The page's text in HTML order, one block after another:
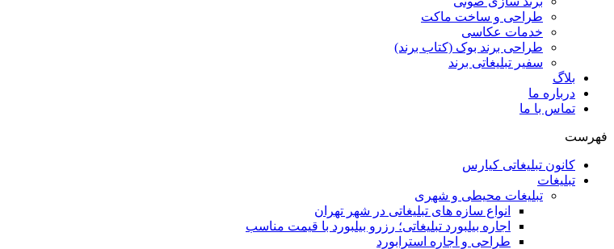
طراحی و ساخت ماکت
خدمات عکاسی
طراحی برند بوک (کتاب برند)
سفیر تبلیغاتی برند
بلاگ
درباره ما
تماس با ما
فهرست
کانون تبلیغاتی کیارس
تبلیغات
تبلیغات محیطی و شهری
انواع سازه‌ های تبلیغاتی در شهر تهران
اجاره بیلبورد تبلیغاتی؛ رزرو بیلبورد با قیمت مناسب
طراحی و اجاره استرابورد